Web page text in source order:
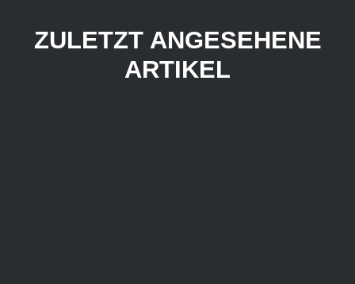
ZULETZT ANGESEHENE
ARTIKEL